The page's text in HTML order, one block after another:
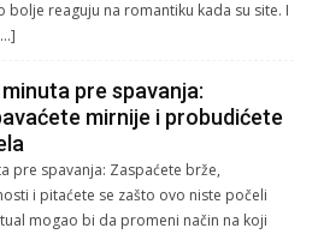
bolje reaguju na romantiku kada su site. I
pre spavanja:
mirnije i probudićete
pre spavanja: Zaspaćete brže,
i pitaćete se zašto ovo niste počeli
mogao bi da promeni način na koji